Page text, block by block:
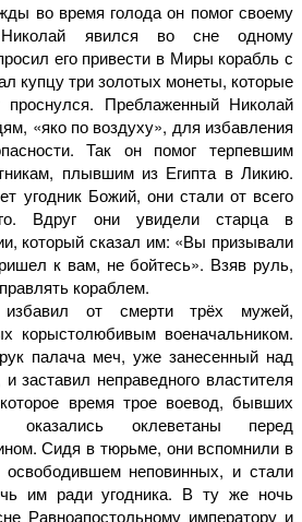
во время голода он помог своему
явился во сне одному
его привести в Миры корабль с
купцу три золотых монеты, которые
проснулся. Преблаженный Николай
«яко по воздуху», для избавления
Так он помог терпевшим
плывшим из Египта в Ликию.
угодник Божий, они стали от всего
Вдруг они увидели старца в
который сказал им: «Вы призывали
к вам, не бойтесь». Взяв руль,
кораблем.
от смерти трёх мужей,
корыстолюбивым военачальником.
палача меч, уже занесенный над
заставил неправедного властителя
время трое воевод, бывших
оказались оклеветаны перед
Сидя в тюрьме, они вспомнили в
освободившем неповинных, и стали
им ради угодника. В ту же ночь
Равноапостольному императору и